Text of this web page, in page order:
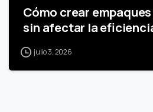
Cómo crear
sin afectar la
julio 3, 2026